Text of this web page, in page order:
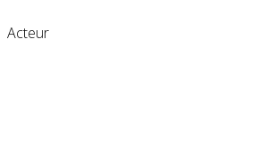
Acteur